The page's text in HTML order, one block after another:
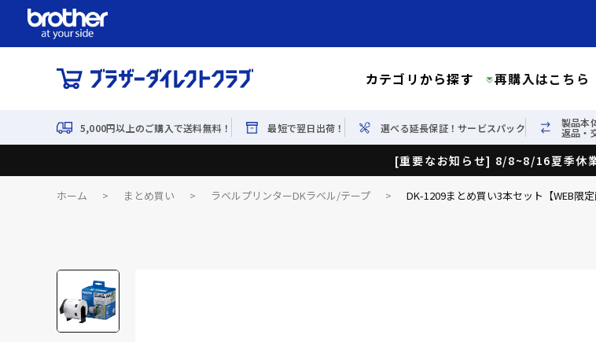
カテゴリから探す 再購入はこちら
5,000円以上のご購入で送料無料！ 最短で翌日出荷！ 選べる延長保証！サービスパック 製品本
返品・
[重要なお知らせ] 8/8~8/16夏季休
ホーム > まとめ買い > ラベルプリンターDKラベル/テープ > DK-1209まとめ買い3本セット【WEB限定